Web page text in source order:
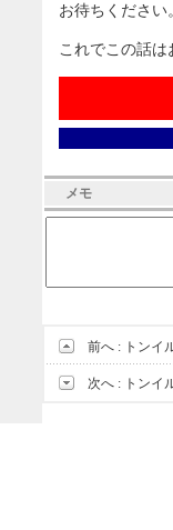
お待ちください
これでこの話
メモ
前へ : トンイ
次へ : トンイ